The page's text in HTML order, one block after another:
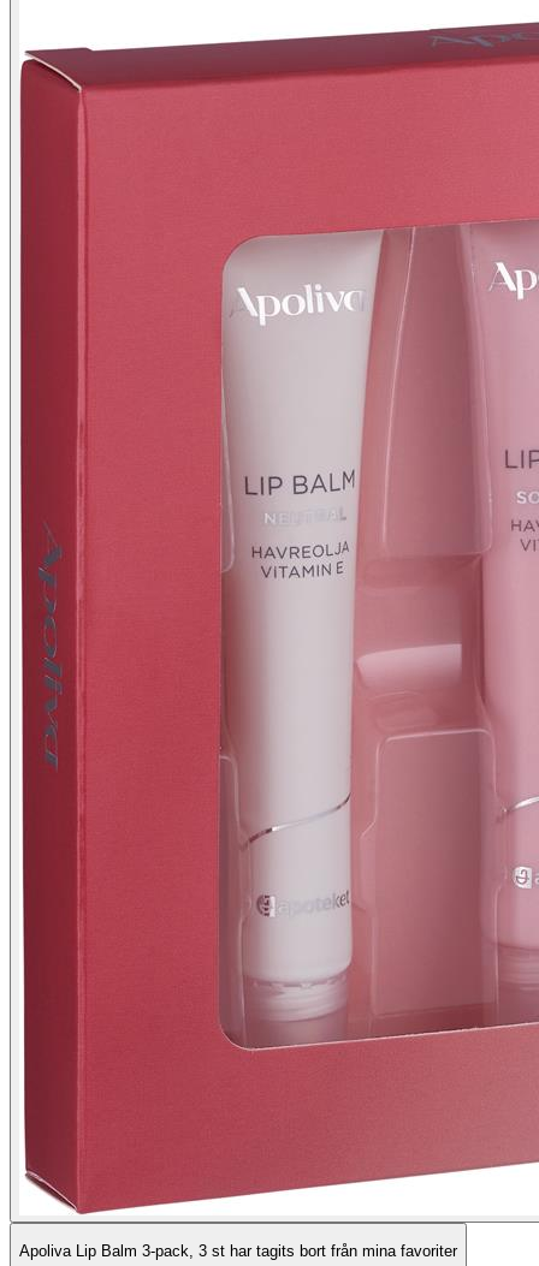
Apoliva Lip Balm 3-pack, 3 st har tagits bort från mina favoriter